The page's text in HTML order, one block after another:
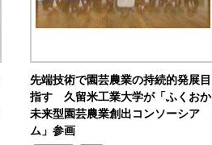
先端技術で園芸農業の持続的発展目
指す 久留米工業大学が「ふくおか
未来型園芸農業創出コンソーシア
ム」参画